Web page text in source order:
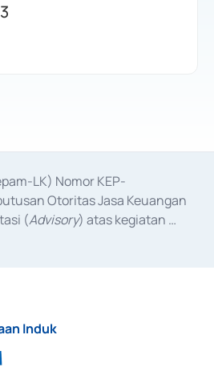
LK) Nomor KEP-
Otoritas Jasa Keuangan
(Advisory) atas kegiatan
Induk